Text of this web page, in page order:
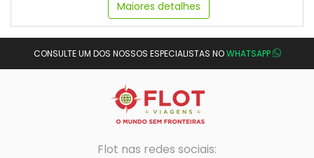
Maiores detalhes
CONSULTE UM DOS NOSSOS ESPECIALISTAS NOWHATSAPP
Flot nas redes sociais: